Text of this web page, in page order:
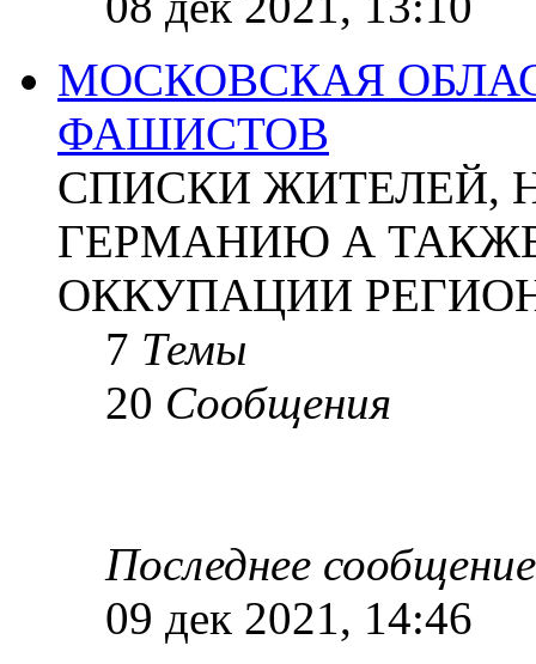
МОСКОВСКАЯ
ФАШИСТОВ
СПИСКИ ЖИТЕЛЕЙ,
ГЕРМАНИЮ А
ОККУПАЦИИ
7 Темы
20 Сообщения
Последнее сообщение
09 дек 2021, 14:46